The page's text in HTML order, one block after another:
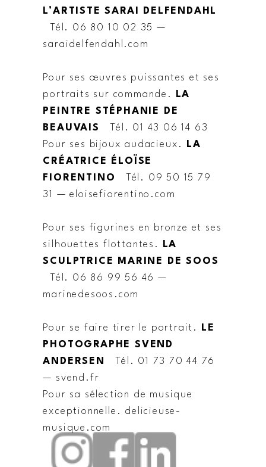
L’ARTISTE SARAI DELFENDAHL
Tél. 06 80 10 02 35 —
saraidelfendahl.com
Pour ses œuvres puissantes et ses
portraits sur commande.
LA
PEINTRE STÉPHANIE DE
BEAUVAIS
Tél. 01 43 06 14 63
Pour ses bijoux audacieux.
LA
CRÉATRICE ÉLOÏSE
FIORENTINO
Tél. 09 50 15 79
31 — eloisefiorentino.com
Pour ses figurines en bronze et ses
silhouettes flottantes.
LA
SCULPTRICE MARINE DE SOOS
Tél. 06 86 99 56 46 —
marinedesoos.com
Pour se faire tirer le portrait.
LE
PHOTOGRAPHE SVEND
ANDERSEN
Tél. 01 73 70 44 76
— svend.fr
Pour sa sélection de musique
exceptionnelle. delicieuse-
musique.com